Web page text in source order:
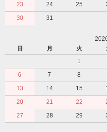
23
24 25
30
31
日
月 火
1
6
7 8
13
14 15
20
21 22
27
28 29